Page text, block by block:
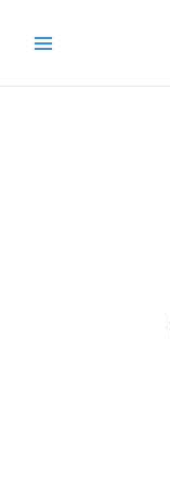
Menu